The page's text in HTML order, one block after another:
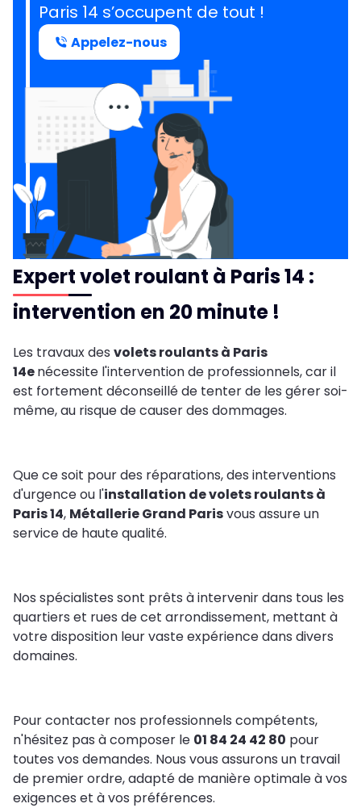
Paris 14 s’occupent de tout !
Appelez-nous
Expert volet roulant à Paris 14 :
intervention en 20 minute !
Les travaux des volets roulants à Paris
14enécessite l'intervention de professionnels, car il
est fortement déconseillé de tenter de les gérer soi-
même, au risque de causer des dommages.
Que ce soit pour des réparations, des interventions
d'urgence ou l'installation de volets roulants à
Paris 14, Métallerie Grand Parisvous assure un
service de haute qualité.
Nos spécialistes sont prêts à intervenir dans tous les
quartiers et rues de cet arrondissement, mettant à
votre disposition leur vaste expérience dans divers
domaines.
Pour contacter nos professionnels compétents,
n'hésitez pas à composer le 01 84 24 42 80 pour
toutes vos demandes. Nous vous assurons un travail
de premier ordre, adapté de manière optimale à vos
exigences et à vos préférences.